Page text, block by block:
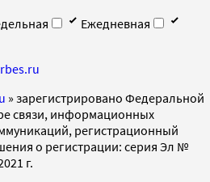
Ежедневная
» зарегистрировано Федеральной
связи, информационных
регистрационный
о регистрации: серия Эл №
г.